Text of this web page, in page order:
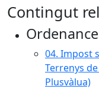
Contingut
04. Impost
Terrenys
Plusvàlua)